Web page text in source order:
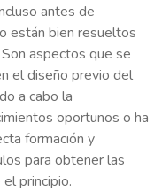
antes de
están bien resueltos
aspectos que se
el diseño previo del
a cabo la
oportunos o ha
formación y
para obtener las
principio.